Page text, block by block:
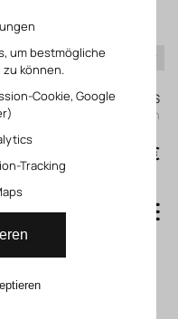
0
Mein KLEFINGHAUS
einloggen
Suchen
0,00 €
um bestmögliche
können.
Cookie, Google
Tracking